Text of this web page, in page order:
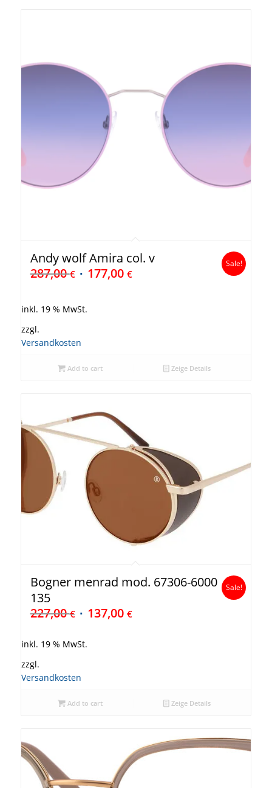
Andy wolf Amira col. v
287,00€ 177,00 €
Sale!
inkl. 19 % MwSt.
zzgl.
Versandkosten
Add to cart Zeige Details
Bogner menrad mod. 67306-6000
135
227,00€ 137,00 €
Sale!
inkl. 19 % MwSt.
zzgl.
Versandkosten
Add to cart Zeige Details